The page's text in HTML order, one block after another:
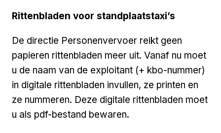
Rittenbladen voor standplaatstaxi’s
De directie Personenvervoer reikt geen
papieren rittenbladen meer uit. Vanaf nu moet
u de naam van de exploitant (+ kbo-nummer)
in digitale rittenbladen invullen, ze printen en
ze nummeren. Deze digitale rittenbladen moet
u als pdf-bestand bewaren.